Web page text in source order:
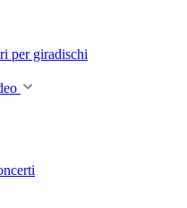
per giradischi